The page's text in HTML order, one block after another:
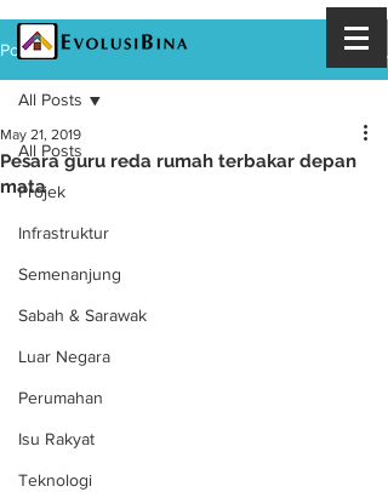
Post
All Posts
Projek
Infrastruktur
Semenanjung
Sabah & Sarawak
Luar Negara
Perumahan
Isu Rakyat
Teknologi
All Posts
Pesara guru reda rumah terbakar depan
mata
May 21, 2019